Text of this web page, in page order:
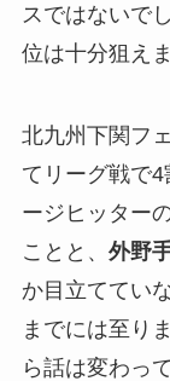
スではないで
位は十分狙えま
北九州下関フ
てリーグ戦で
ージヒッター
ことと、 外野
か目立ててい
までには至り
ら話は変わっ